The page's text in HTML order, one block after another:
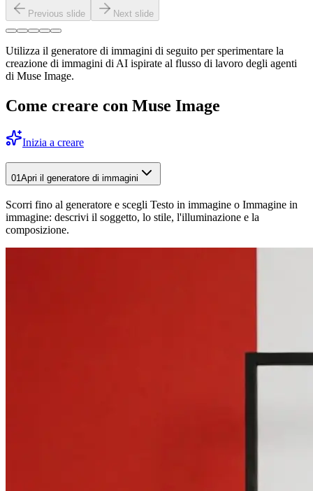
Previous slide Next slide
Utilizza il generatore di immagini di seguito per sperimentare la
creazione di immagini di AI ispirate al flusso di lavoro degli agenti
di Muse Image.
Come creare con Muse Image
Inizia a creare
01 Apri il generatore di immagini
Scorri fino al generatore e scegli Testo in immagine o Immagine in
immagine: descrivi il soggetto, lo stile, l'illuminazione e la
composizione.